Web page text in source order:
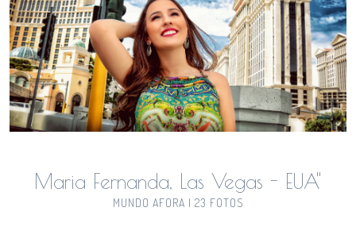
Maria Fernanda, Las Vegas - EUA"
MUNDO AFORA | 23 FOTOS